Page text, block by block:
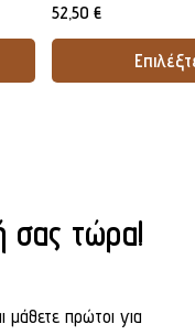
52,50 €
σας τώρα!
μάθετε πρώτοι για